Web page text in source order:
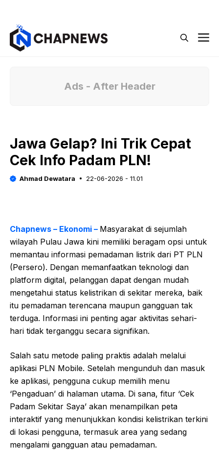
Ads - After Header
Jawa Gelap? Ini Trik Cepat
Cek Info Padam PLN!
Ahmad Dewatara 22-06-2026 - 11.01
Chapnews – Ekonomi – Masyarakat di sejumlah
wilayah Pulau Jawa kini memiliki beragam opsi untuk
memantau informasi pemadaman listrik dari PT PLN
(Persero). Dengan memanfaatkan teknologi dan
platform digital, pelanggan dapat dengan mudah
mengetahui status kelistrikan di sekitar mereka, baik
itu pemadaman terencana maupun gangguan tak
terduga. Informasi ini penting agar aktivitas sehari-
hari tidak terganggu secara signifikan.
Salah satu metode paling praktis adalah melalui
aplikasi PLN Mobile. Setelah mengunduh dan masuk
ke aplikasi, pengguna cukup memilih menu
‘Pengaduan’ di halaman utama. Di sana, fitur ‘Cek
Padam Sekitar Saya’ akan menampilkan peta
interaktif yang menunjukkan kondisi kelistrikan terkini
di lokasi pengguna, termasuk area yang sedang
mengalami gangguan atau pemadaman.